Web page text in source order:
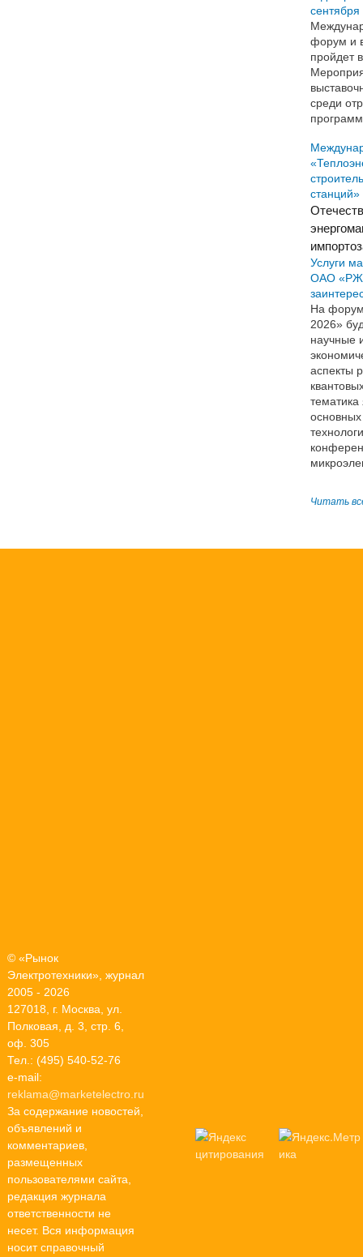
сентября
форум и
пройдет
среди
станций»
Услуги
ОАО
На
2026»
научные
аспекты
тематика
Читать
© «Рынок
Электротехники», журнал
2005 - 2026
127018, г. Москва, ул.
Полковая, д. 3, стр. 6,
оф. 305
Тел.: (495) 540-52-76
e-mail:
reklama@marketelectro.ru
За содержание новостей,
объявлений и
комментариев,
размещенных
пользователями сайта,
редакция журнала
ответственности не
несет. Вся информация
носит справочный